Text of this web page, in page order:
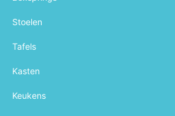
Stoelen
Tafels
Kasten
Keukens